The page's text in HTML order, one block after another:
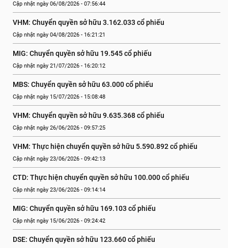
Cập nhật ngày 06/08/2026 - 07:56:44
VHM: Chuyển quyền sở hữu 3.162.033 cổ phiếu
Cập nhật ngày 04/08/2026 - 16:21:21
MIG: Chuyển quyền sở hữu 19.545 cổ phiếu
Cập nhật ngày 21/07/2026 - 16:20:12
MBS: Chuyển quyền sở hữu 63.000 cổ phiếu
Cập nhật ngày 15/07/2026 - 15:08:48
VHM: Chuyển quyền sở hữu 9.635.368 cổ phiếu
Cập nhật ngày 26/06/2026 - 09:57:25
VHM: Thực hiện chuyển quyền sở hữu 5.590.892 cổ phiếu
Cập nhật ngày 23/06/2026 - 09:42:13
CTD: Thực hiện chuyển quyền sở hữu 100.000 cổ phiếu
Cập nhật ngày 23/06/2026 - 09:14:14
MIG: Chuyển quyền sở hữu 169.103 cổ phiếu
Cập nhật ngày 15/06/2026 - 09:24:42
DSE: Chuyển quyền sở hữu 123.660 cổ phiếu